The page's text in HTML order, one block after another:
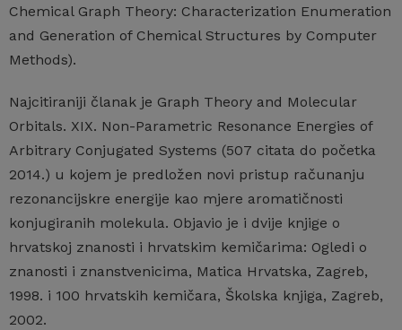
Chemical Graph Theory: Characterization Enumeration
and Generation of Chemical Structures by Computer
Methods).
Najcitiraniji članak je Graph Theory and Molecular
Orbitals. XIX. Non-Parametric Resonance Energies of
Arbitrary Conjugated Systems (507 citata do početka
2014.) u kojem je predložen novi pristup računanju
rezonancijskre energije kao mjere aromatičnosti
konjugiranih molekula. Objavio je i dvije knjige o
hrvatskoj znanosti i hrvatskim kemičarima: Ogledi o
znanosti i znanstvenicima, Matica Hrvatska, Zagreb,
1998. i 100 hrvatskih kemičara, Školska knjiga, Zagreb,
2002.